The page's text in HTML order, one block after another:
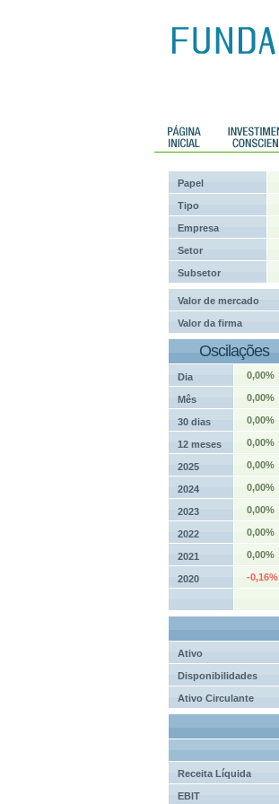
Histórico de cotações
Papel
Tipo
Empresa
Setor
Subsetor
Valor de mercado
Valor da firma
Oscilações
Dia 0,00%
Mês 0,00%
30 dias 0,00%
12 meses 0,00%
2025 0,00%
2024 0,00%
2023 0,00%
2022 0,00%
2021 0,00%
2020 -0,16%
Ativo
Disponibilidades
Ativo Circulante
Receita Líquida
EBIT